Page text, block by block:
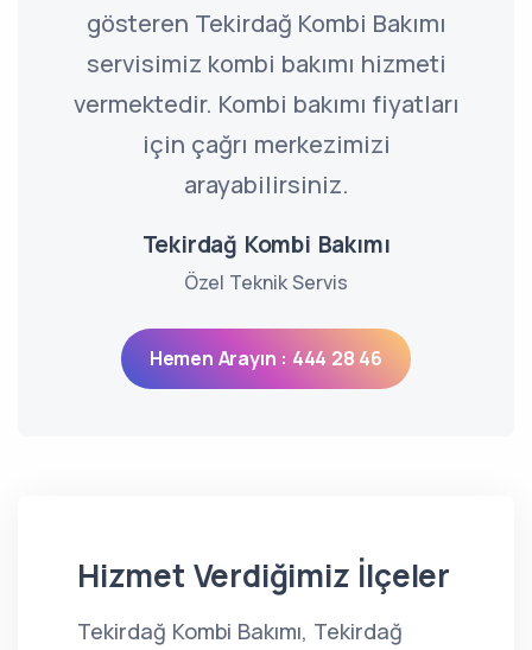
gösteren Tekirdağ Kombi Bakımı
servisimiz kombi bakımı hizmeti
vermektedir. Kombi bakımı fiyatları
için çağrı merkezimizi
arayabilirsiniz.
Tekirdağ Kombi Bakımı
Özel Teknik Servis
Hemen Arayın : 444 28 46
Hizmet Verdiğimiz İlçeler
Tekirdağ Kombi Bakımı, Tekirdağ